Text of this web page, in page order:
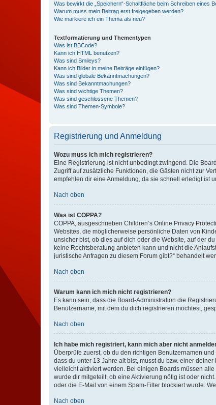
Was bewirkt die „Speichern“-Schaltfläche beim Schreiben eines
Warum muss mein Beitrag erst freigegeben werden?
Wie markiere ich ein Thema als neu?
Textformatierung und Thementypen
Was ist BBCode?
Kann ich HTML benutzen?
Was sind Smileys?
Kann ich Bilder in meine Beiträge einfügen?
Was sind globale Bekanntmachungen?
Was sind Bekanntmachungen?
Was sind wichtige Themen?
Was sind geschlossene Themen?
Was sind Themen-Symbole?
Registrierung und Anmeldung
Wozu muss ich mich registrieren?
Eine Registrierung ist nicht unbedingt zwingend. Die
Zugriff auf zusätzliche Funktionen, die Gästen nicht zur
empfehlen dir eine Anmeldung, da sie schnell erledigt ist
Nach oben
Was ist COPPA?
COPPA, ausgeschrieben Children’s Online Privacy
Websites, die möglicherweise persönliche Daten von
unsicher bist, ob dies auf dich oder die Website, auf der
keine Rechtsberatung anbieten kann und nicht die
juristische Anfragen zu diesem Forum gibt?“ behandelt
Nach oben
Warum kann ich mich nicht registrieren?
Es kann sein, dass die Board-Administration die
Benutzername, mit dem du dich registrieren möchtest,
Nach oben
Ich habe mich registriert, kann mich aber nicht
Überprüfe zuerst, ob du den richtigen Benutzernamen
dass du unter 13 Jahre alt bist, musst du bzw. einer
vielleicht aktiviert werden. Bei einigen Boards müssen
wurde dir mitgeteilt, ob eine Aktivierung nötig ist oder
oder die E-Mail von einem Spam-Filter blockiert wurde.
Nach oben